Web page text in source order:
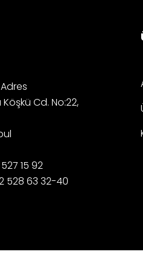
Köşkü Cd. No:22,
15 92
528 63 32-40